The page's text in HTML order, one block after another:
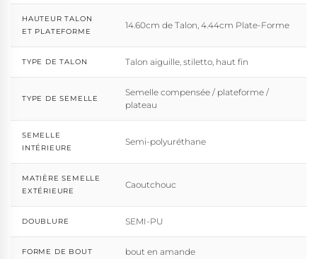
HAUTEUR TALON
ET PLATEFORME
14.60cm de Talon, 4.44cm Plate-Forme
TYPE DE TALON Talon aiguille, stiletto, haut fin
TYPE DE SEMELLE
Semelle compensée / plateforme /
plateau
SEMELLE
INTÉRIEURE
Semi-polyuréthane
MATIÈRE SEMELLE
EXTÉRIEURE
Caoutchouc
DOUBLURE SEMI-PU
FORME DE BOUT bout en amande